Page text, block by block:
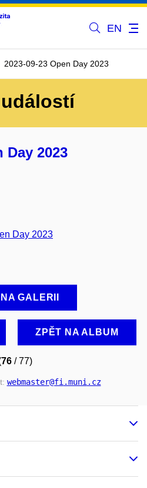
EN
2023-09-23 Open Day 2023
Day 2023
GALERII
ZPĚT NA ALBUM
76 / 77)
webmaster@fi.muni.cz